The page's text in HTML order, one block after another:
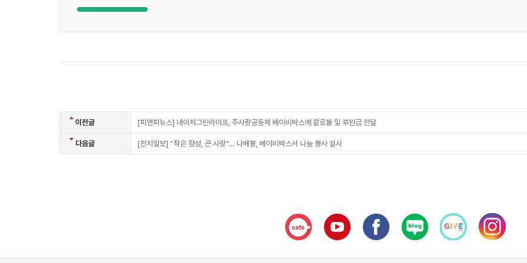
이전글 [피앤피뉴스] 네이처그린라이프, 주사랑공동체 베이비박스에 칼로볼 및 후원금 전달
다음글 [천지일보] “작은 정성, 큰 사랑”… 나베봉, 베이비박스서 나눔 봉사 실시